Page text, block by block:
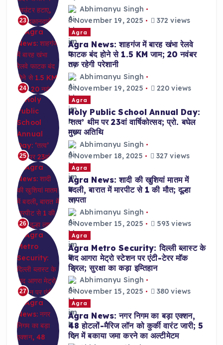
23
Abhimanyu Singh
November 19, 2025
372 views
24
Agra
Agra News: शाहगंज में बारह खंभा रेलवे
फाटक बंद होने से 1.5 KM जाम; 20 नवंबर
तक रहेगी परेशानी
Abhimanyu Singh
November 19, 2025
220 views
25
Agra
Holy Public School Annual Day:
‘तत्व’ थीम पर 23वां वार्षिकोत्सव; प्रो. बघेल
मुख्य अतिथि
Abhimanyu Singh
November 18, 2025
327 views
26
Agra
Agra News: शादी की खुशियां मातम में
बदली, बारात में मारपीट से 1 की मौत; दूल्हा
लापता
Abhimanyu Singh
November 15, 2025
593 views
27
Agra
Agra Metro Security: दिल्ली ब्लास्ट के
बाद आगरा मेट्रो स्टेशन पर एंटी-टेरर मॉक
ड्रिल; सुरक्षा का कड़ा इम्तिहान
Abhimanyu Singh
November 15, 2025
380 views
Agra
Agra News: नगर निगम का बड़ा एक्शन,
48 होटलों-मैरिज लॉन को कुर्की वारंट जारी; 5
दिन में बकाया जमा करने का अल्टीमेटम